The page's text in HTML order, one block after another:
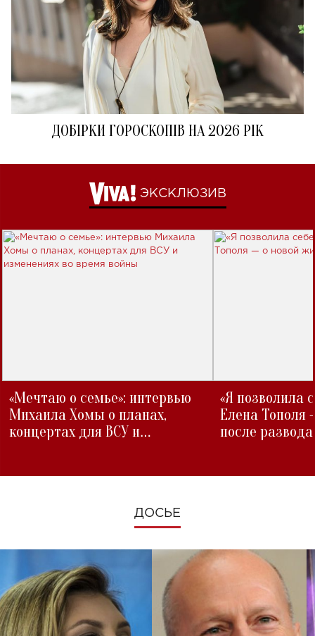
ДОБІРКИ ГОРОСКОПІВ НА 2026 РІК
ЭКСКЛЮЗИВ
«Мечтаю о семье»: интервью
Михаила Хомы о планах,
концертах для ВСУ и
«Я позволила
Елена Тополя
после развода
ДОСЬЕ